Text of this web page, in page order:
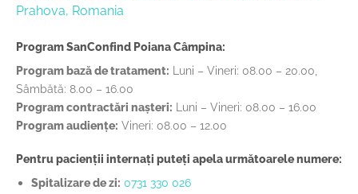
Prahova, Romania
Program SanConfind Poiana Câmpina:
Program bază de tratament: Luni – Vineri: 08.00 – 20.00,
Sâmbătă: 8.00 – 16.00
Program contractări nașteri: Luni – Vineri: 08.00 – 16.00
Program audiențe: Vineri: 08.00 – 12.00
Pentru pacienții internați puteți apela următoarele numere:
Spitalizare de zi: 0731 330 026